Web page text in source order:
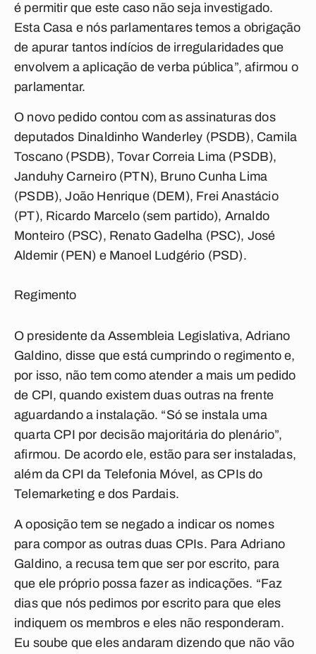
é permitir que este caso não seja investigado.
Esta Casa e nós parlamentares temos a obrigação
de apurar tantos indícios de irregularidades que
envolvem a aplicação de verba pública”, afirmou o
parlamentar.
O novo pedido contou com as assinaturas dos
deputados Dinaldinho Wanderley (PSDB), Camila
Toscano (PSDB), Tovar Correia Lima (PSDB),
Janduhy Carneiro (PTN), Bruno Cunha Lima
(PSDB), João Henrique (DEM), Frei Anastácio
(PT), Ricardo Marcelo (sem partido), Arnaldo
Monteiro (PSC), Renato Gadelha (PSC), José
Aldemir (PEN) e Manoel Ludgério (PSD).
Regimento
O presidente da Assembleia Legislativa, Adriano
Galdino, disse que está cumprindo o regimento e,
por isso, não tem como atender a mais um pedido
de CPI, quando existem duas outras na frente
aguardando a instalação. “Só se instala uma
quarta CPI por decisão majoritária do plenário”,
afirmou. De acordo ele, estão para ser instaladas,
além da CPI da Telefonia Móvel, as CPIs do
Telemarketing e dos Pardais.
A oposição tem se negado a indicar os nomes
para compor as outras duas CPIs. Para Adriano
Galdino, a recusa tem que ser por escrito, para
que ele próprio possa fazer as indicações. “Faz
dias que nós pedimos por escrito para que eles
indiquem os membros e eles não responderam.
Eu soube que eles andaram dizendo que não vão